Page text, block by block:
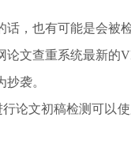
，也有可能是会被
文查重系统最新的
袭。
论文初稿检测可以